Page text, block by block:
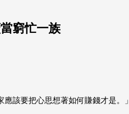
窮忙一族
該要把心思想著如何賺錢才是。」